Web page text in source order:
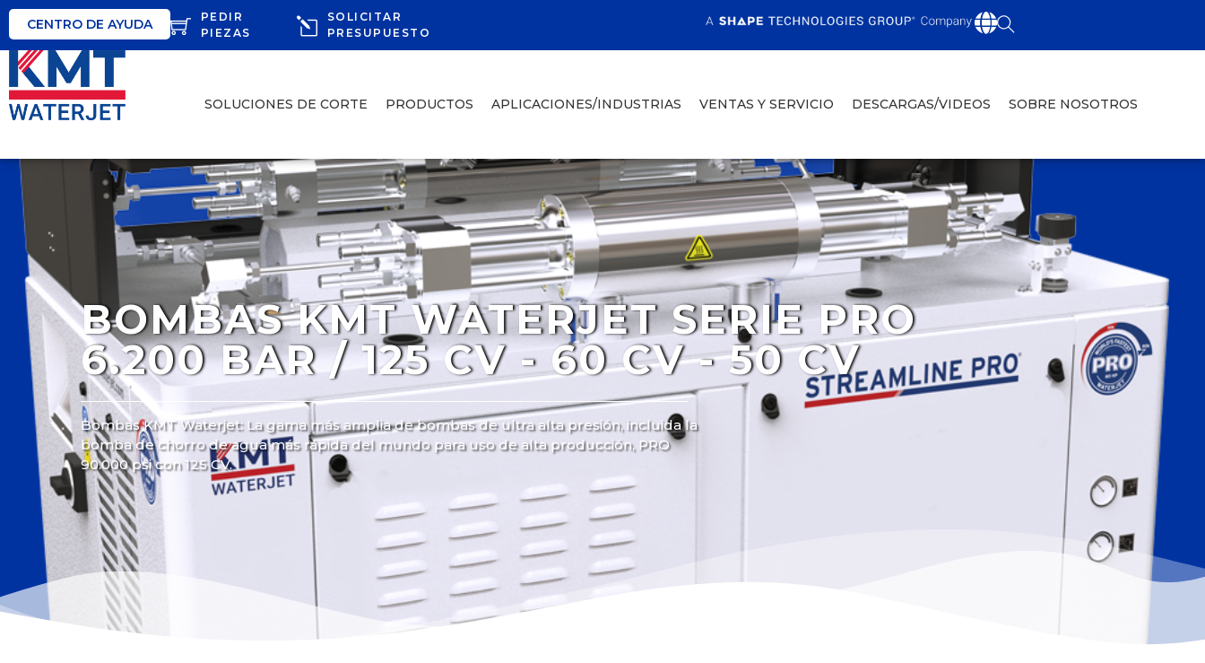
CENTRO DE AYUDA
PEDIR
PIEZAS
SOLICITAR
PRESUPUESTO
SOLUCIONES DE CORTE PRODUCTOS APLICACIONES/INDUSTRIAS VENTAS Y SERVICIO DESCARGAS/VIDEOS SOBRE NOSOTROS
BOMBAS KMT WATERJET SERIE PRO
6.200 BAR / 125 CV - 60 CV - 50 CV
Bombas KMT Waterjet: La gama más amplia de bombas de ultra alta presión, incluida la
bomba de chorro de agua más rápida del mundo para uso de alta producción, PRO
90.000 psi con 125 CV.